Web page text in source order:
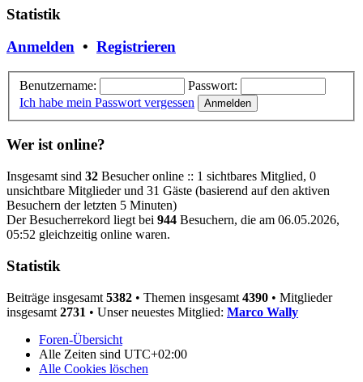
Statistik
Anmelden • Registrieren
Benutzername:
Passwort:
Ich habe mein Passwort vergessen
Wer ist online?
Insgesamt sind 32 Besucher online :: 1 sichtbares Mitglied, 0
unsichtbare Mitglieder und 31 Gäste (basierend auf den aktiven
Besuchern der letzten 5 Minuten)
Der Besucherrekord liegt bei 944 Besuchern, die am 06.05.2026,
05:52 gleichzeitig online waren.
Statistik
Beiträge insgesamt 5382 • Themen insgesamt 4390 • Mitglieder
insgesamt 2731 • Unser neuestes Mitglied: Marco Wally
Foren-Übersicht
Alle Zeiten sind UTC+02:00
Alle Cookies löschen